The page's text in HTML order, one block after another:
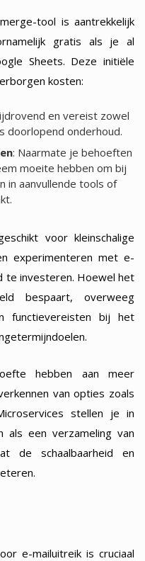
tool is aantrekkelijk
gratis als je al
Sheets. Deze initiële
kosten:
en vereist zowel
doorlopend onderhoud.
: Naarmate je behoeften
moeite hebben om bij
in aanvullende tools of
voor kleinschalige
experimenteren met e-
te investeren. Hoewel het
bespaart, overweeg
functievereisten bij het
hebben aan meer
van opties zoals
stellen je in
als een verzameling van
de schaalbaarheid en
e-mailuitreik is cruciaal